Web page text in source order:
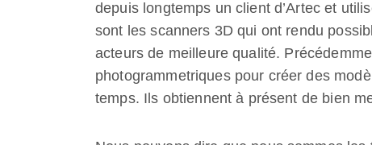
depuis longtemps un client d’Artec et
sont les scanners 3D qui ont rendu
acteurs de meilleure qualité.
photogrammetriques pour créer des
temps. Ils obtiennent à présent de bien